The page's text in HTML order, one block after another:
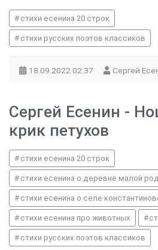
стихи есенина 20 строк
стихи русских поэтов классиков
18.09.2022 02:37 Сергей
Сергей Есенин -
крик петухов
стихи есенина 20 строк
стихи есенина о деревне малой
стихи есенина о селе
стихи есенина про животных
стихи русских поэтов классиков